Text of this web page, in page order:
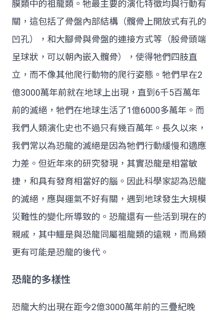
膜類中的祖龍類。牠最主要的演化特徵均與行動有
關，這包括了骨盤內部結構（髖骨上開放式有孔的
凹孔），和大腳骨與骨盤的連接方式等（股骨頭端
呈球狀，可以朝內嵌入髖骨），使得牠們四肢直
立，而不像其他爬行動物的爬行姿態。牠們早在2
億3000萬年前就在地球上出現，直到6千5百萬年
前的滅絕，牠們在地球生活了1億6000多萬年。而
我們人類演化史也不過只有幾百萬年。長久以來，
我們常以為恐龍的滅絕是因為牠們行動緩慢和適應
力差。但近年來的研究發現，其實恐龍是相當敏
捷，和具有發育相當好的腦。因此科學家認為恐龍
的滅絕，應與運氣不好有關，遇到地球發生大規模
災難性的變化所導致的。恐龍還有一些活到現在的
親戚，其中鱷是與恐龍同屬祖龍類的遠親，而鳥類
更有可能是恐龍的後代。
恐龍的多樣性
恐龍大約出現在距今2億3000萬年前的三疊紀晚